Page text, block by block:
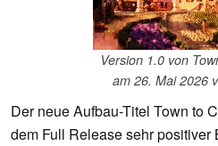
Version 1.0 von
am 26. Mai 2026
Der neue Aufbau-Titel Town to
dem Full Release sehr positiver